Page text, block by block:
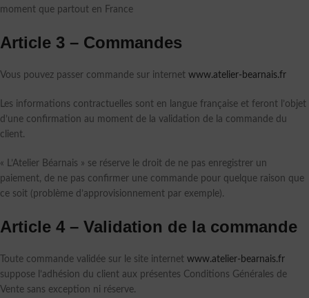
moment que partout en France
Article 3 – Commandes
Vous pouvez passer commande sur internet www.atelier-bearnais.fr
Les informations contractuelles sont en langue française et feront l’objet
d’une confirmation au moment de la validation de la commande du
client.
« L’Atelier Béarnais » se réserve le droit de ne pas enregistrer un
paiement, de ne pas confirmer une commande pour quelque raison que
ce soit (problème d’approvisionnement par exemple).
Article 4 – Validation de la commande
Toute commande validée sur le site internet www.atelier-bearnais.fr
suppose l’adhésion du client aux présentes Conditions Générales de
Vente sans exception ni réserve.